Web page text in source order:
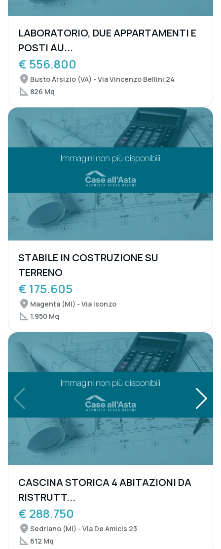
LABORATORIO, DUE APPARTAMENTI E
POSTI AU...
€ 556.800
Busto Arsizio (VA) - Via Vincenzo Bellini 24
826 Mq
STABILE IN COSTRUZIONE SU
TERRENO
€ 175.605
Magenta (MI) - Via Isonzo
1.950 Mq
CASCINA STORICA 4 ABITAZIONI DA
RISTRUTT...
€ 288.750
Sedriano (MI) - Via De Amicis 23
612 Mq